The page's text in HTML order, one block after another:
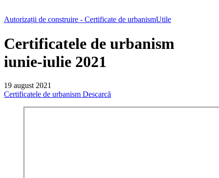
Autorizații de construire - Certificate de urbanismUtile
Certificatele de urbanism
iunie-iulie 2021
19 august 2021
Certificatele de urbanism Descarcă